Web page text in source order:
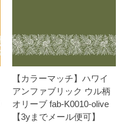
【カラーマッチ】ハワイ
アンファブリック ウル柄
オリーブ fab-K0010-olive
【3yまでメール便可】